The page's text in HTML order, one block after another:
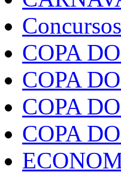
Concursos
COPA
COPA
COPA
COPA